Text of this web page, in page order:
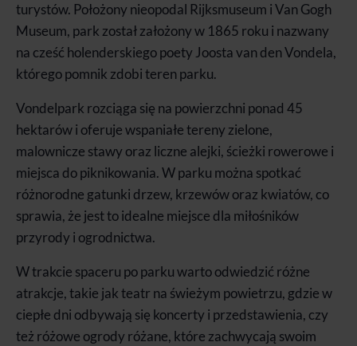
turystów. Położony nieopodal Rijksmuseum i Van Gogh
Museum, park został założony w 1865 roku i nazwany
na cześć holenderskiego poety Joosta van den Vondela,
którego pomnik zdobi teren parku.
Vondelpark rozciąga się na powierzchni ponad 45
hektarów i oferuje wspaniałe tereny zielone,
malownicze stawy oraz liczne alejki, ścieżki rowerowe i
miejsca do piknikowania. W parku można spotkać
różnorodne gatunki drzew, krzewów oraz kwiatów, co
sprawia, że jest to idealne miejsce dla miłośników
przyrody i ogrodnictwa.
W trakcie spaceru po parku warto odwiedzić różne
atrakcje, takie jak teatr na świeżym powietrzu, gdzie w
ciepłe dni odbywają się koncerty i przedstawienia, czy
też różowe ogrody różane, które zachwycają swoim